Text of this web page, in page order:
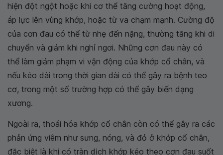
hiện đột ngột hoặc khi cơ thể tăng cường hoạt động,
áp lực lên vùng khớp, hoặc từ va chạm mạnh. Cường độ
của cơn đau có thể từ nhẹ đến nặng, thường tăng khi di
chuyển và giảm khi nghỉ ngơi. Những cơn đau này có
thể làm giảm phạm vi vận động của khớp cổ chân, và
nếu kéo dài trong thời gian dài có thể gây ra bệnh teo
cơ, trong một số trường hợp có thể gây biến dạng
xương.
Ngoài ra, thoái hóa khớp cổ chân còn có thể gây ra các
phản ứng viêm như sưng, nóng, và đỏ ở khớp cổ chân,
đặc biệt là khi có tràn dịch khớp kéo theo cơn đau suốt